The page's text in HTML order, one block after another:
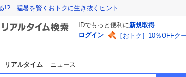
!? 猛暑を賢くおトクに生き抜くヒント
IDでもっと便利に新規取得
ログイン
［おトク］10％OFFク
リアルタイム ニュース